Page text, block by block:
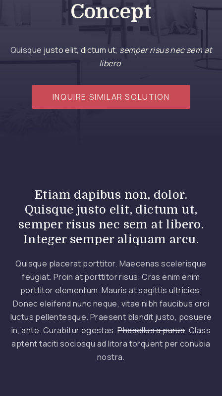
Concept
Quisque justo elit, dictum ut, semper risus nec sem at
libero.
INQUIRE SIMILAR SOLUTION
Etiam dapibus non, dolor.
Quisque justo elit, dictum ut,
semper risus nec sem at libero.
Integer semper aliquam arcu.
Quisque placerat porttitor. Maecenas scelerisque
feugiat. Proin at porttitor risus. Cras enim enim
porttitor elementum. Mauris at sagittis ultricies.
Donec eleifend nunc neque, vitae nibh faucibus orci
luctus pellentesque. Praesent blandit justo, posuere
in, ante. Curabitur egestas.Phasellus a purus. Class
aptent taciti sociosqu ad litora torquent per conubia
nostra.